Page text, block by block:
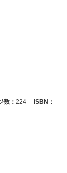
数： 224
ISBN：